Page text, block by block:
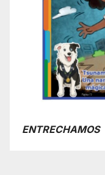
ENTRECHAMOS